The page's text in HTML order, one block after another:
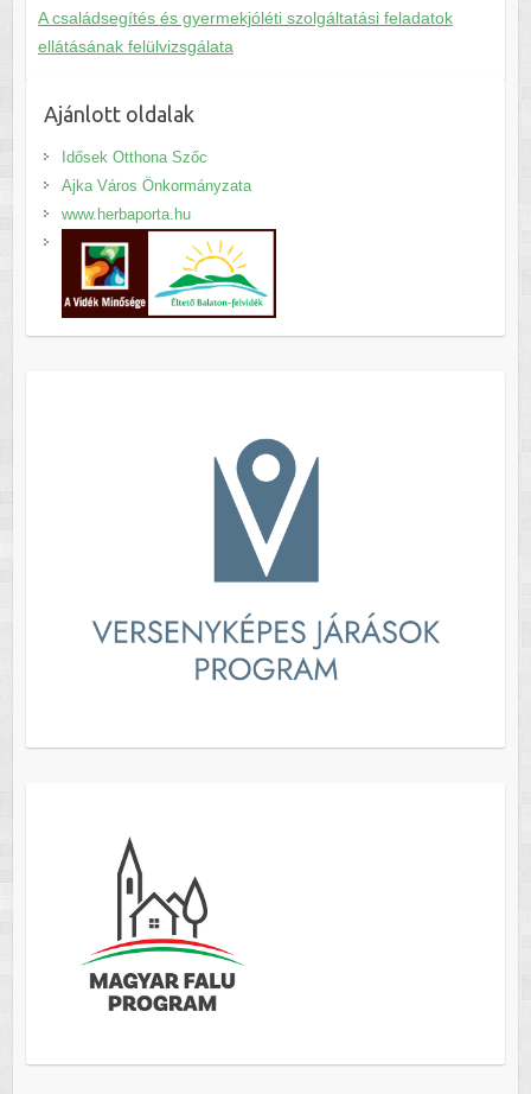
A családsegítés és gyermekjóléti szolgáltatási feladatok
ellátásának felülvizsgálata
Ajánlott oldalak
Idősek Otthona Szőc
Ajka Város Önkormányzata
www.herbaporta.hu